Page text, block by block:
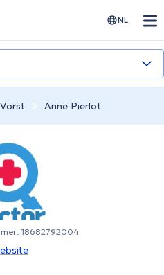
NL
Vorst Anne Pierlot
18682792004